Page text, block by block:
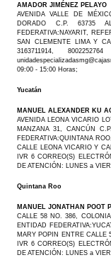
AMADOR JIMÉNEZ PELAYO
AVENIDA VALLE DE
DORADO C.P. 63735
FEDERATIVA:NAYARIT,
SAN CLEMENTE LIMA Y
3163711914,
09:00 - 15:00 Horas;
Yucatán
MANUEL ALEXANDER KU
AVENIDA LEONA VICARIO
MANZANA 31, CANCÚN
FEDERATIVA:QUINTANA
CALLE LEONA VICARIO Y
IVR 6 CORREO(S)
DE ATENCIÓN: LUNES a
Quintana Roo
MANUEL JONATHAN POOT
CALLE 58 NO. 386,
ENTIDAD
MARY POPIN ENTRE CALLE
IVR 6 CORREO(S)
DE ATENCIÓN: LUNES a